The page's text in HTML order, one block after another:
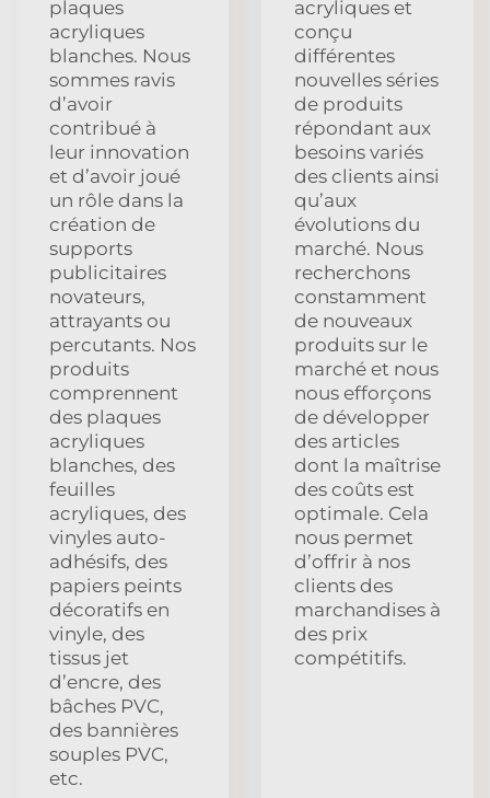
plaques
acryliques
blanches. Nous
sommes ravis
d’avoir
contribué à
leur innovation
et d’avoir joué
un rôle dans la
création de
supports
publicitaires
novateurs,
attrayants ou
percutants. Nos
produits
comprennent
des plaques
acryliques
blanches, des
feuilles
acryliques, des
vinyles auto-
adhésifs, des
papiers peints
décoratifs en
vinyle, des
tissus jet
d’encre, des
bâches PVC,
des bannières
souples PVC,
etc.
acryliques et
conçu
différentes
nouvelles séries
de produits
répondant aux
besoins variés
des clients ainsi
qu’aux
évolutions du
marché. Nous
recherchons
constamment
de nouveaux
produits sur le
marché et nous
nous efforçons
de développer
des articles
dont la maîtrise
des coûts est
optimale. Cela
nous permet
d’offrir à nos
clients des
marchandises à
des prix
compétitifs.